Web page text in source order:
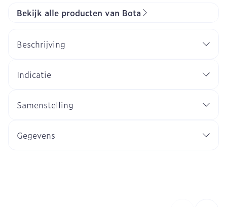
Bekijk alle producten van Bota
Beschrijving
Indicatie
Samenstelling
Gegevens